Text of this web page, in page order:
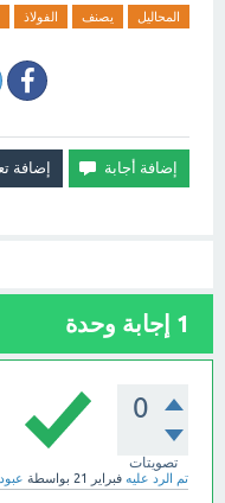
المحاليل يصنف الفولاذ
1 إجابة وحدة
0
تصويتات
تم الرد عليه فبراير 21 بواسطة عبود